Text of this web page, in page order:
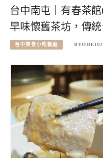
台中南屯｜有春茶
早味懷舊茶坊，傳
台中美食小吃餐廳